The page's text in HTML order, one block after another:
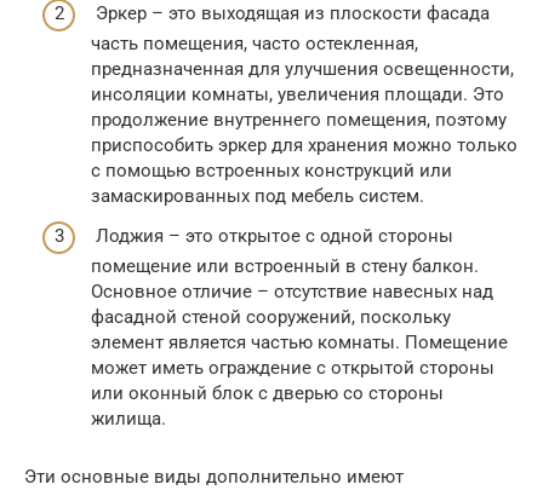
Эркер – это выходящая из плоскости фасада
часть помещения, часто остекленная,
предназначенная для улучшения освещенности,
инсоляции комнаты, увеличения площади. Это
продолжение внутреннего помещения, поэтому
приспособить эркер для хранения можно только
с помощью встроенных конструкций или
замаскированных под мебель систем.
Лоджия – это открытое с одной стороны
помещение или встроенный в стену балкон.
Основное отличие – отсутствие навесных над
фасадной стеной сооружений, поскольку
элемент является частью комнаты. Помещение
может иметь ограждение с открытой стороны
или оконный блок с дверью со стороны
жилища.
Эти основные виды дополнительно имеют